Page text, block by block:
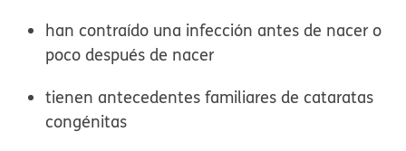
han contraído una infección antes de nacer o
poco después de nacer
tienen antecedentes familiares de cataratas
congénitas